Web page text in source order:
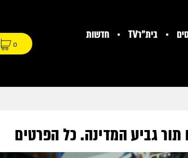
בית"רTV
חדשות
0
גביע המדינה. כל הפרטים